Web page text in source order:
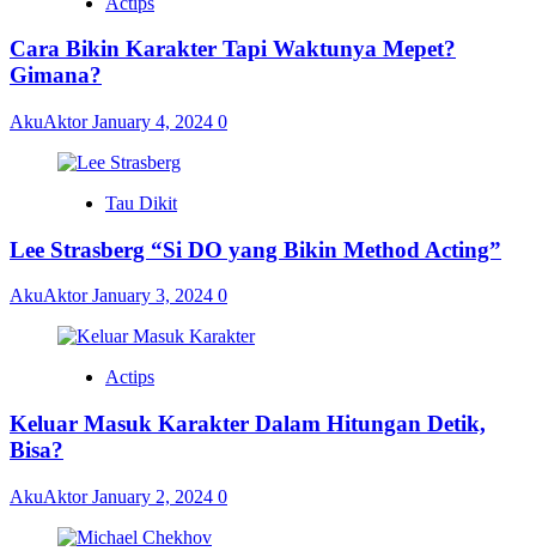
Cara Bikin Karakter Tapi Waktunya Mepet?
Gimana?
AkuAktorJanuary 4, 2024 0
Tau Dikit
Lee Strasberg “Si DO yang Bikin Method Acting”
AkuAktorJanuary 3, 2024 0
Actips
Keluar Masuk Karakter Dalam Hitungan Detik,
Bisa?
AkuAktorJanuary 2, 2024 0